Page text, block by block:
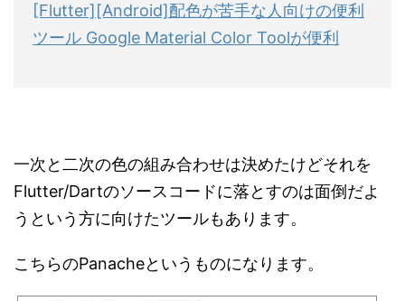
[Flutter][Android]配色が苦手な人向けの便利
ツール Google Material Color Toolが便利
一次と二次の色の組み合わせは決めたけどそれを
Flutter/Dartのソースコードに落とすのは面倒だよ
うという方に向けたツールもあります。
こちらのPanacheというものになります。